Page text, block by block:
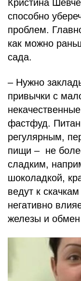
Кристина
способно
проблем.
как можно
сада.
– Нужно
привычки с
фастфуд.
регулярным,
пищи – не
сладким,
шоколадкой,
ведут к
негативно
железы и обмен